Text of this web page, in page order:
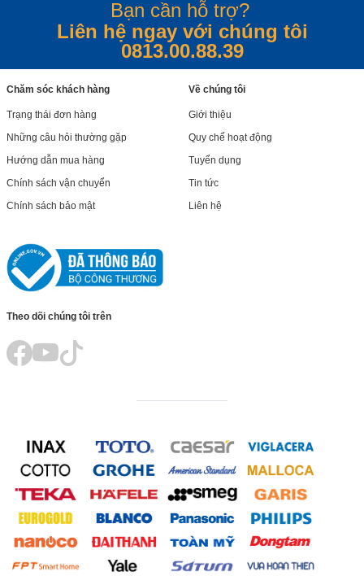
Bạn cần hỗ trợ?
Liên hệ ngay với chúng tôi
0813.00.88.39
Chăm sóc khách hàng
Trạng thái đơn hàng
Những câu hỏi thường gặp
Hướng dẫn mua hàng
Chính sách vận chuyển
Chính sách bảo mật
Về chúng tôi
Giới thiệu
Quy chế hoạt động
Tuyển dụng
Tin tức
Liên hệ
Theo dõi chúng tôi trên